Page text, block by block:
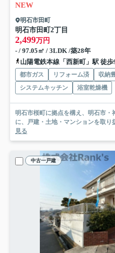
NEW
明石市田町
明石市田町2丁目
2,499万円
- / 97.05㎡ / 3LDK /築28年
山陽電鉄本線「西新町」駅 徒歩
都市ガス リフォーム済 収納
システムキッチン
浴室乾燥機
明石市桜町に拠点を構え、明石市・
に、戸建・土地・マンションを取り
見る
中古一戸建